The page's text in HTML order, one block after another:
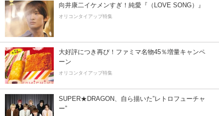
向井康二イケメンすぎ！純愛『（LOVE SONG）』
オリコンタイアップ特集
大好評につき再び！ファミマ名物45％増量キャンペ
ーン
オリコンタイアップ特集
SUPER★DRAGON、自ら描いた”レトロフューチャ
ー”